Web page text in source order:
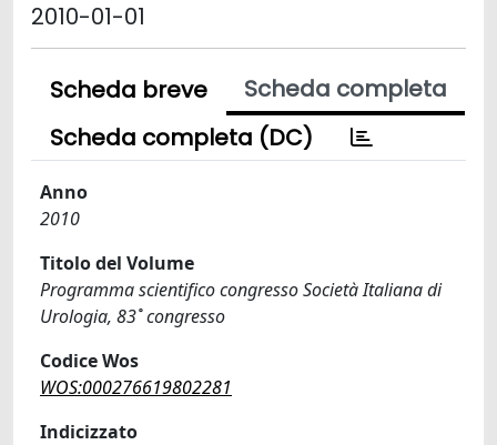
2010-01-01
Scheda breve
Scheda completa
Scheda completa (DC)
Anno
2010
Titolo del Volume
Programma scientifico congresso Società Italiana di
Urologia, 83˚ congresso
Codice Wos
WOS:000276619802281
Indicizzato